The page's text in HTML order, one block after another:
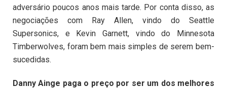
adversário poucos anos mais tarde. Por conta disso, as
negociações com Ray Allen, vindo do Seattle
Supersonics, e Kevin Garnett, vindo do Minnesota
Timberwolves, foram bem mais simples de serem bem-
sucedidas.
Danny Ainge paga o preço por ser um dos melhores